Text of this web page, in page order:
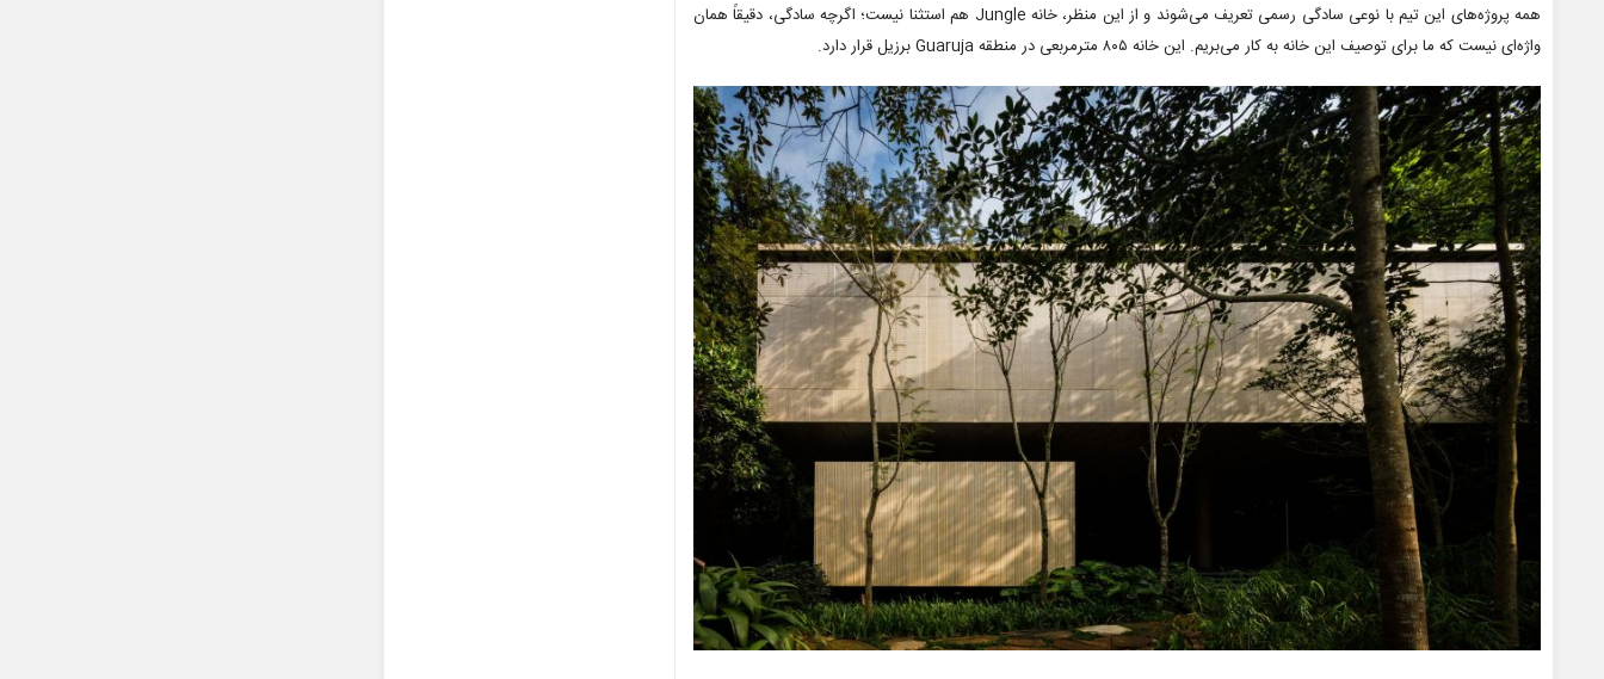
همه پروژه‌های این تیم با نوعی سادگی رسمی تعریف می‌شوند و از این منظر، خانه Jungle هم استثنا نیست؛ اگرچه سادگی، دقیقاً همان
واژه‌ای نیست که ما برای توصیف این خانه به کار می‌بریم. این خانه ۸۰۵ مترمربعی در منطقه Guaruja برزیل قرار دارد.